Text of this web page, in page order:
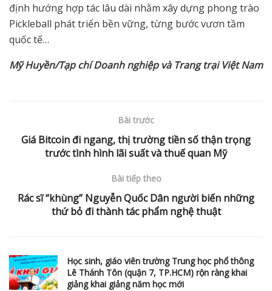
định hướng hợp tác lâu dài nhằm xây dựng phong trào
Pickleball phát triển bền vững, từng bước vươn tầm
quốc tế…
Mỹ Huyền/Tạp chí Doanh nghiệp và Trang trại Việt Nam
Bài trước
Giá Bitcoin đi ngang, thị trường tiền số thận trọng
trước tình hình lãi suất và thuế quan Mỹ
Bài tiếp theo
Rác sĩ “khùng” Nguyễn Quốc Dân người biến những
thứ bỏ đi thành tác phẩm nghệ thuật
Học sinh, giáo viên trường Trung học phổ thông
Lê Thánh Tôn (quận 7, TP.HCM) rộn ràng khai
giảng khai giảng năm học mới